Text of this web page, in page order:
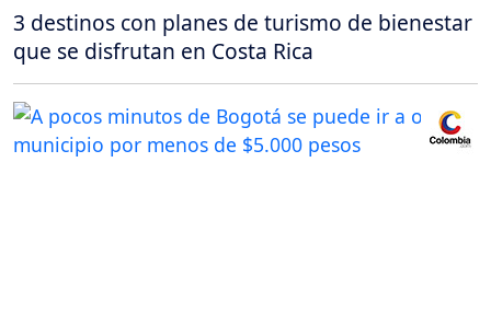
3 destinos con planes de turismo de bienestar
que se disfrutan en Costa Rica